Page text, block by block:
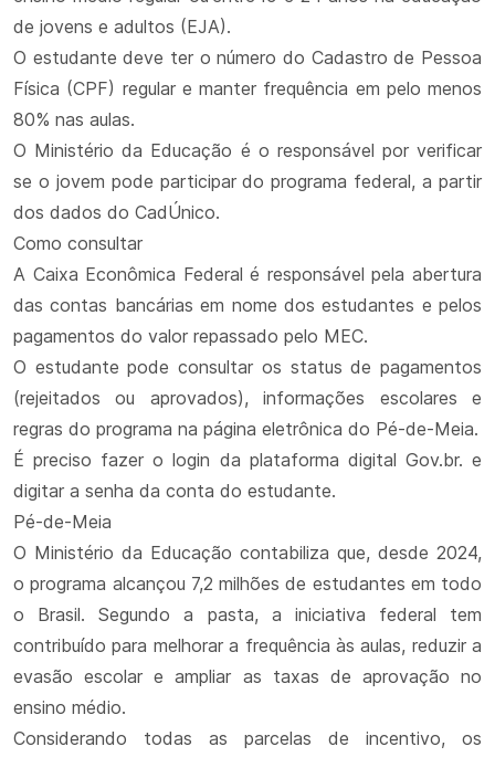
de jovens e adultos (EJA).
O estudante deve ter o número do Cadastro de Pessoa
Física (CPF) regular e manter frequência em pelo menos
80% nas aulas.
O Ministério da Educação é o responsável por verificar
se o jovem pode participar do programa federal, a partir
dos dados do CadÚnico.
Como consultar
A Caixa Econômica Federal é responsável pela abertura
das contas bancárias em nome dos estudantes e pelos
pagamentos do valor repassado pelo MEC.
O estudante pode consultar os status de pagamentos
(rejeitados ou aprovados), informações escolares e
regras do programa na página eletrônica do Pé-de-Meia.
É preciso fazer o login da plataforma digital Gov.br. e
digitar a senha da conta do estudante.
Pé-de-Meia
O Ministério da Educação contabiliza que, desde 2024,
o programa alcançou 7,2 milhões de estudantes em todo
o Brasil. Segundo a pasta, a iniciativa federal tem
contribuído para melhorar a frequência às aulas, reduzir a
evasão escolar e ampliar as taxas de aprovação no
ensino médio.
Considerando todas as parcelas de incentivo, os